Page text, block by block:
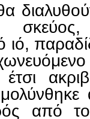
έτσι
από